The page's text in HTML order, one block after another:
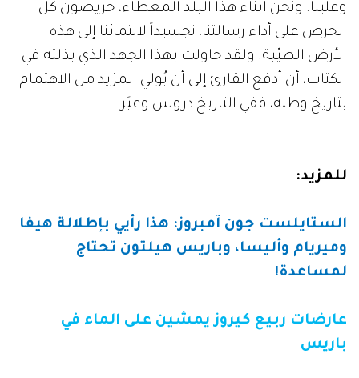
وعلينا. ونحن أبناء هذا البلد المعطاء، حريصون كل
الحرص على أداء رسالتنا، تجسيداً لانتمائنا إلى هذه
الأرض الطيّبة. ولقد حاولت بهذا الجهد الذي بذلته في
الكتاب، أن أدفع القارئ إلى أن يُولي المزيد من الاهتمام
بتاريخ وطنه، ففي التاريخ دروس وعبَر.
للمزيد:
الستايلست جون آمبروز: هذا رأيي بإطلالة هيفا
وميريام وأليسا، وباريس هيلتون تحتاج
لمساعدة!
عارضات ربيع كيروز يمشين على الماء في
باريس